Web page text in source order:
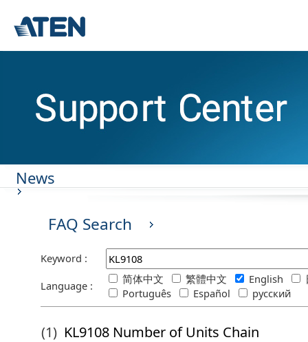
News
FAQ Search
Keyword :
Language :
简体中文 繁體中文 English
Português
Español русский